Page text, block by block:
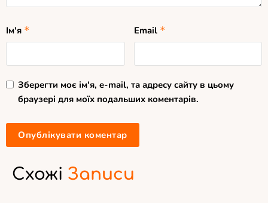
Ім'я * Email *
Зберегти моє ім'я, e-mail, та адресу сайту в цьому
браузері для моїх подальших коментарів.
Схожі Записи